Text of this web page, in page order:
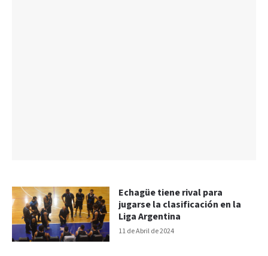
11 de Abril de 2024
Echagüe tiene rival para
jugarse la clasificación en la
Liga Argentina